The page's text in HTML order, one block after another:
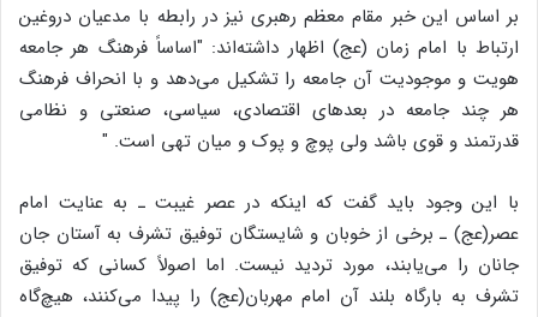
بر اساس این خبر مقام معظم رهبری نیز در رابطه با مدعیان دروغین
ارتباط با امام زمان (عج) اظهار داشته‌اند: "اساساً فرهنگ هر جامعه
هویت و موجودیت آن جامعه را تشکیل می‌دهد و با انحراف فرهنگ
هر چند جامعه در بعدهای اقتصادی، سیاسی، صنعتی و نظامی
قدرتمند و قوی باشد ولی پوچ و پوک و میان تهی است. "
با این وجود باید گفت که اینکه در عصر غیبت ـ به عنایت امام
عصر(عج) ـ برخی از خوبان و شایستگان توفیق تشرف به آستان جان
جانان را می‌یابند، مورد تردید نیست. اما اصولاً کسانی که توفیق
تشرف به بارگاه بلند آن امام مهربان(عج) را پیدا می‌کنند، هیچ‌گاه